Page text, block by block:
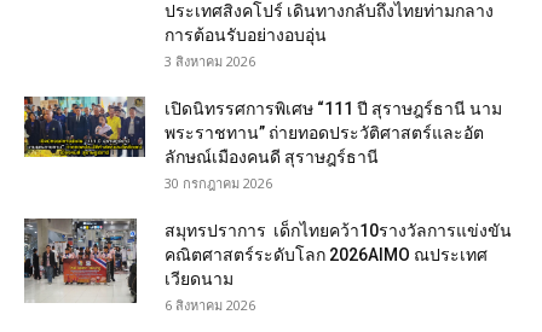
ประเทศสิงคโปร์ เดินทางกลับถึงไทยท่ามกลาง
การต้อนรับอย่างอบอุ่น
3 สิงหาคม 2026
เปิดนิทรรศการพิเศษ “111 ปี สุราษฎร์ธานี นาม
พระราชทาน” ถ่ายทอดประวัติศาสตร์และอัต
ลักษณ์เมืองคนดี สุราษฎร์ธานี
30 กรกฎาคม 2026
สมุทรปราการ เด็กไทยคว้า10รางวัลการแข่งขัน
คณิตศาสตร์ระดับโลก 2026AIMO ณประเทศ
เวียดนาม
6 สิงหาคม 2026